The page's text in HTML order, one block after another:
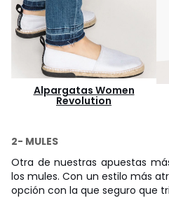
Alpargatas Women
Revolution
2- MULES
Otra de nuestras apuestas
los mules. Con un estilo más
opción con la que seguro que